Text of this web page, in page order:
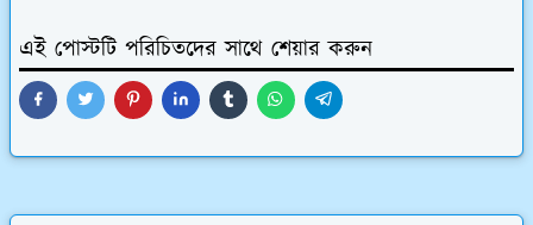
এই পোস্টটি পরিচিতদের সাথে শেয়ার করুন